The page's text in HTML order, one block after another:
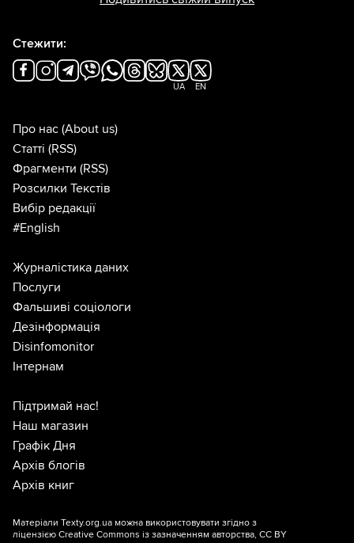
Стежити:
UA EN
Про нас (About us)
Статті (RSS)
Фрагменти (RSS)
Розсилки Текстів
Вибір редакції
#English
Журналістика даних
Послуги
Фальшиві соціологи
Дезінформація
Disinfomonitor
Інтернам
Підтримай нас!
Наш магазин
Графік Дня
Архів блогів
Архів книг
Матеріали Texty.org.ua можна використовувати згідно з
ліцензією Creative Commons із зазначенням авторства, CC BY